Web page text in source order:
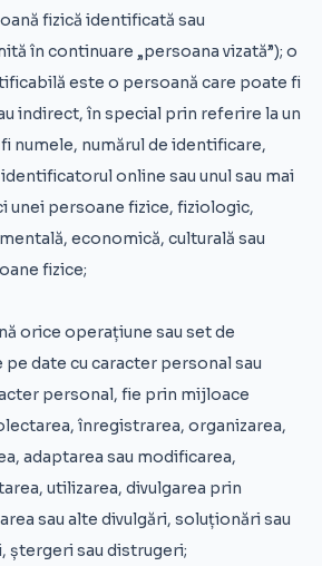
fizică identificată sau
în continuare „persoana vizată”); o
este o persoană care poate fi
indirect, în special prin referire la un
numele, numărul de identificare,
online sau unul sau mai
unei persoane fizice, fiziologic,
economică, culturală sau
fizice;
orice operațiune sau set de
date cu caracter personal sau
personal, fie prin mijloace
înregistrarea, organizarea,
adaptarea sau modificarea,
utilizarea, divulgarea prin
sau alte divulgări, soluționări sau
sau distrugeri;